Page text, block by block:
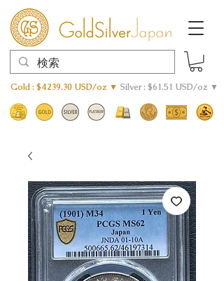
Gold : $4239.30 USD/oz ▼ Silver : $61.51 USD/oz ▼